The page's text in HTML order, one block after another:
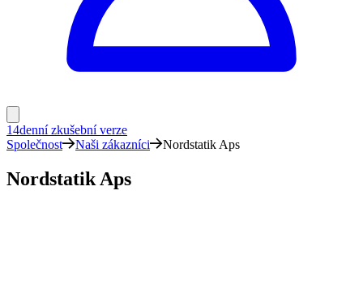
14denní zkušební verze
Společnost
Naši zákazníci Nordstatik Aps
Nordstatik Aps